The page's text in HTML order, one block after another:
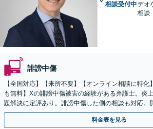
相談受付中デオ
相談
誹謗中傷
【全国対応】【来所不要】【オンライン相談に特化
も無料】Xの誹謗中傷被害の経験がある弁護士。炎
題解決に定評あり。誹謗中傷した側の相談も対応。
人の特定ができる場合もあり。
料金表を見る